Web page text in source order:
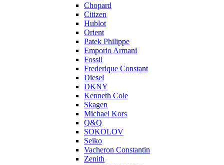
Chopard
Citizen
Hublot
Orient
Patek Philippe
Emporio Armani
Fossil
Frederique Constant
Diesel
DKNY
Kenneth Cole
Skagen
Michael Kors
Q&Q
SOKOLOV
Seiko
Vacheron Constantin
Zenith